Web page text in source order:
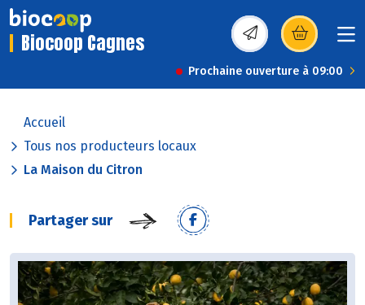
Biocoop Cagnes (s’ouvre dans une
Prochaine ouverture à 09:00
Accueil
Tous nos producteurs locaux
La Maison du Citron
Partager sur